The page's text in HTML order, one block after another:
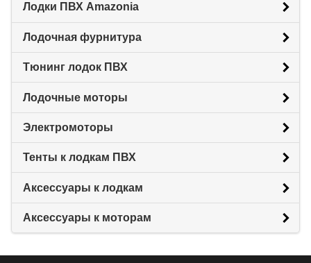
Лодки ПВХ Amazonia
Лодочная фурнитура
Тюнинг лодок ПВХ
Лодочные моторы
Электромоторы
Тенты к лодкам ПВХ
Аксессуары к лодкам
Аксессуары к моторам